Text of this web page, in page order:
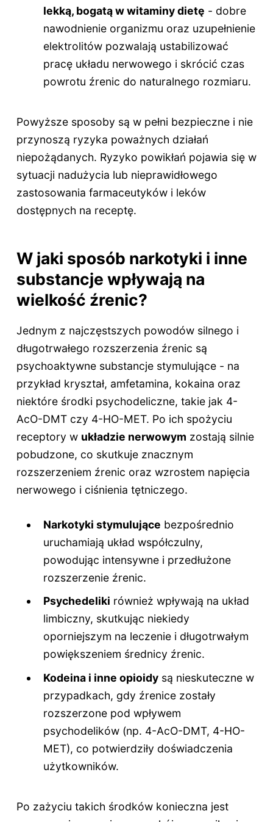
lekką, bogatą w witaminy dietę - dobre
nawodnienie organizmu oraz uzupełnienie
elektrolitów pozwalają ustabilizować
pracę układu nerwowego i skrócić czas
powrotu źrenic do naturalnego rozmiaru.
Powyższe sposoby są w pełni bezpieczne i nie
przynoszą ryzyka poważnych działań
niepożądanych. Ryzyko powikłań pojawia się w
sytuacji nadużycia lub nieprawidłowego
zastosowania farmaceutyków i leków
dostępnych na receptę.
W jaki sposób narkotyki i inne
substancje wpływają na
wielkość źrenic?
Jednym z najczęstszych powodów silnego i
długotrwałego rozszerzenia źrenic są
psychoaktywne substancje stymulujące - na
przykład kryształ, amfetamina, kokaina oraz
niektóre środki psychodeliczne, takie jak 4-
AcO-DMT czy 4-HO-MET. Po ich spożyciu
receptory w układzie nerwowym zostają silnie
pobudzone, co skutkuje znacznym
rozszerzeniem źrenic oraz wzrostem napięcia
nerwowego i ciśnienia tętniczego.
Narkotyki stymulujące bezpośrednio
uruchamiają układ współczulny,
powodując intensywne i przedłużone
rozszerzenie źrenic.
Psychedeliki również wpływają na układ
limbiczny, skutkując niekiedy
oporniejszym na leczenie i długotrwałym
powiększeniem średnicy źrenic.
Kodeina i inne opioidy są nieskuteczne w
przypadkach, gdy źrenice zostały
rozszerzone pod wpływem
psychodelików (np. 4-AcO-DMT, 4-HO-
MET), co potwierdziły doświadczenia
użytkowników.
Po zażyciu takich środków konieczna jest